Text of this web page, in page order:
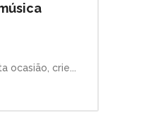
ocasião, crie...